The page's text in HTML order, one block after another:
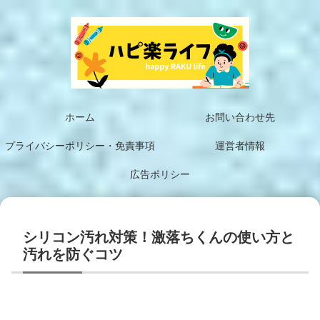
ホーム お問い合わせ先
プライバシーポリシー・免責事項 運営者情報
広告ポリシー
シリコン汚れ対策！激落ちくんの使い方と
汚れを防ぐコツ